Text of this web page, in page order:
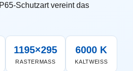
Schutzart vereint das
1195×295
RASTERMASS
6000 K
KALTWEISS